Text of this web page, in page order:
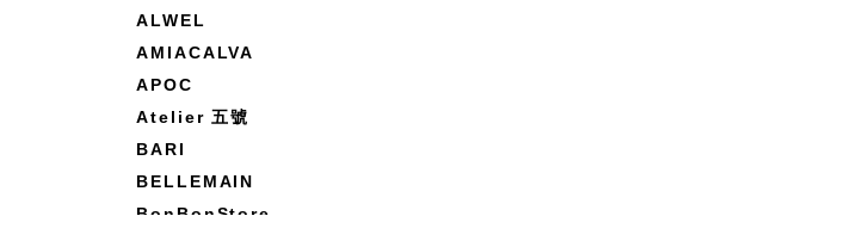
ALWEL
AMIACALVA
APOC
Atelier 五號
BARI
BELLEMAIN
BonBonStore